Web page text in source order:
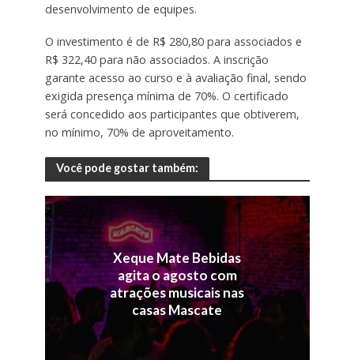
desenvolvimento de equipes.
O investimento é de R$ 280,80 para associados e
R$ 322,40 para não associados. A inscrição
garante acesso ao curso e à avaliação final, sendo
exigida presença mínima de 70%. O certificado
será concedido aos participantes que obtiverem,
no mínimo, 70% de aproveitamento.
Você pode gostar também:
Xeque Mate Bebidas
agita o agosto com
atrações musicais nas
casas Mascate